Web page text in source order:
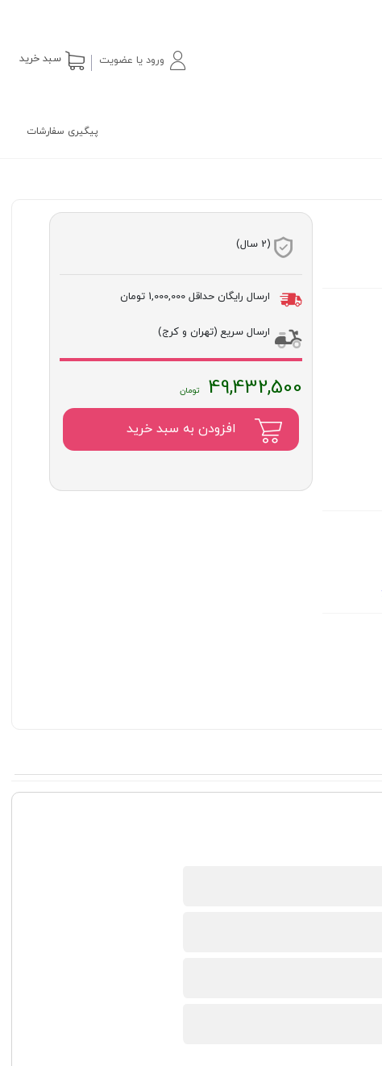
ورود یا عضویت سبد خرید
پیگیری سفارشات
(2 سال)
ارسال رایگان حداقل 1,000,000 تومان
ارسال سریع (تهران و کرج)
49,432,500
افزودن به سبد خرید